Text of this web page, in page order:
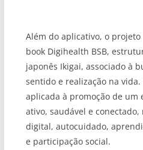
Além do aplicativo, o
book Digihealth BSB,
japonês Ikigai, associado à
sentido e realização na
aplicada à promoção de um
ativo, saudável e
digital, autocuidado,
e participação social.